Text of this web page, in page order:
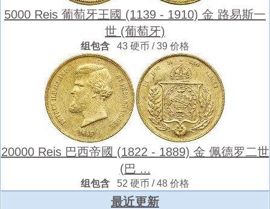
5000 Reis 葡萄牙王國 (1139 - 1910) 金 路易斯一
世 (葡萄牙)
组包含 43 硬币 / 39 价格
20000 Reis 巴西帝國 (1822 - 1889) 金 佩德罗二世
(巴 ...
组包含 52 硬币 / 48 价格
最近更新